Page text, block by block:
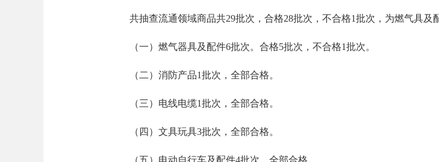
共抽查流通领域商品共29批次，合格28批次，不合格1批次，为燃气具及
（一）燃气器具及配件6批次。合格5批次，不合格1批次。
（二）消防产品1批次，全部合格。
（三）电线电缆1批次，全部合格。
（四）文具玩具3批次，全部合格。
（五）电动自行车及配件4批次，全部合格。